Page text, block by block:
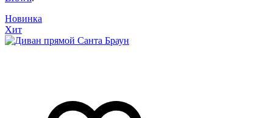
Новинка
Хит